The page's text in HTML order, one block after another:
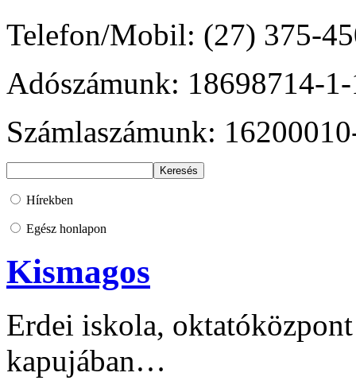
Telefon/Mobil: (27) 375-
Adószámunk: 18698714-
Számlaszámunk:
Hírekben
Egész honlapon
Kismagos
Erdei iskola,
kapujában…